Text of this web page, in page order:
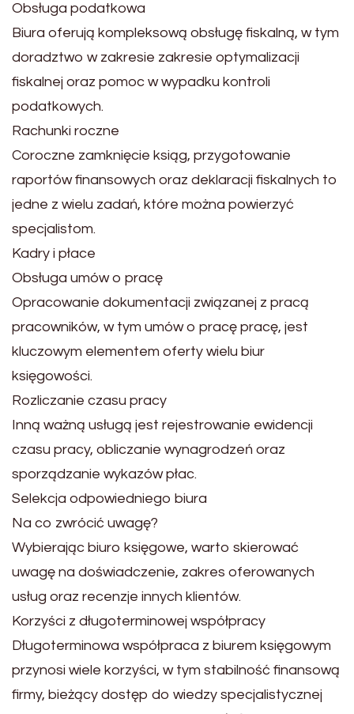
Obsługa podatkowa
Biura oferują kompleksową obsługę fiskalną, w tym
doradztwo w zakresie zakresie optymalizacji
fiskalnej oraz pomoc w wypadku kontroli
podatkowych.
Rachunki roczne
Coroczne zamknięcie ksiąg, przygotowanie
raportów finansowych oraz deklaracji fiskalnych to
jedne z wielu zadań, które można powierzyć
specjalistom.
Kadry i płace
Obsługa umów o pracę
Opracowanie dokumentacji związanej z pracą
pracowników, w tym umów o pracę pracę, jest
kluczowym elementem oferty wielu biur
księgowości.
Rozliczanie czasu pracy
Inną ważną usługą jest rejestrowanie ewidencji
czasu pracy, obliczanie wynagrodzeń oraz
sporządzanie wykazów płac.
Selekcja odpowiedniego biura
Na co zwrócić uwagę?
Wybierając biuro księgowe, warto skierować
uwagę na doświadczenie, zakres oferowanych
usług oraz recenzje innych klientów.
Korzyści z długoterminowej współpracy
Długoterminowa współpraca z biurem księgowym
przynosi wiele korzyści, w tym stabilność finansową
firmy, bieżący dostęp do wiedzy specjalistycznej